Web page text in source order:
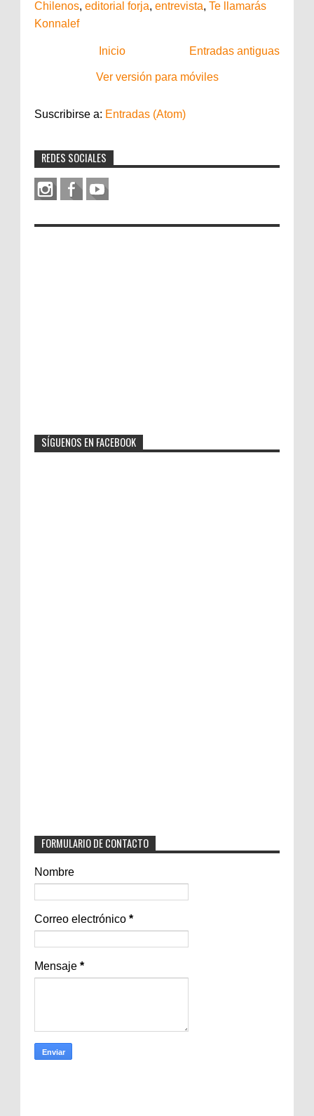
Chilenos, editorial forja, entrevista, Te llamarás
Konnalef
Entradas antiguas
Inicio
Ver versión para móviles
Suscribirse a: Entradas (Atom)
REDES SOCIALES
SÍGUENOS EN FACEBOOK
FORMULARIO DE CONTACTO
Nombre
Correo electrónico *
Mensaje *